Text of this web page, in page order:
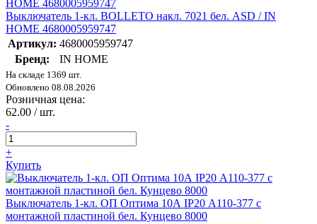
Выключатель 1-кл. BOLLETO накл. 7021 бел. ASD / IN
HOME 4680005959747
Артикул: 4680005959747
Бренд:
IN HOME
На складе 1369 шт.
Обновлено 08.08.2026
Розничная цена:
62.00 / шт.
-
+
Купить
Выключатель 1-кл. ОП Оптима 10А IP20 А110-377 с
монтажной пластиной бел. Кунцево 8000